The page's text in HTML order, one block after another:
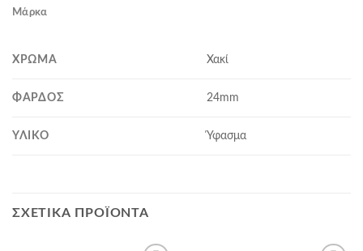
Μάρκα
ΧΡΏΜΑ Χακί
ΦΆΡΔΟΣ 24mm
ΥΛΙΚΌ Ύφασμα
ΣΧΕΤΙΚΆ ΠΡΟΪΌΝΤΑ